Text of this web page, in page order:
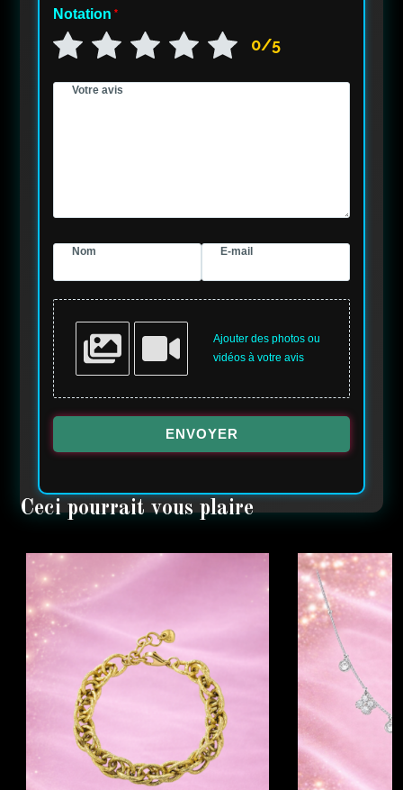
Notation *
0/5
Votre avis
Nom E-mail
Ajouter des photos ou
vidéos à votre avis
ENVOYER